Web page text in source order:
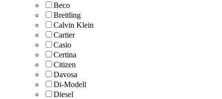
Beco
Breitling
Calvin Klein
Cartier
Casio
Certina
Citizen
Davosa
Di-Modell
Diesel